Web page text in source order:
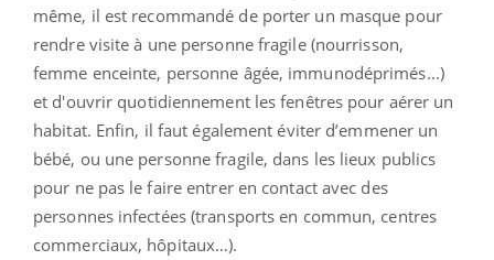
même, il est recommandé de porter un masque pour
rendre visite à une personne fragile (nourrisson,
femme enceinte, personne âgée, immunodéprimés...)
et d'ouvrir quotidiennement les fenêtres pour aérer un
habitat. Enfin, il faut également éviter d’emmener un
bébé, ou une personne fragile, dans les lieux publics
pour ne pas le faire entrer en contact avec des
personnes infectées (transports en commun, centres
commerciaux, hôpitaux…).